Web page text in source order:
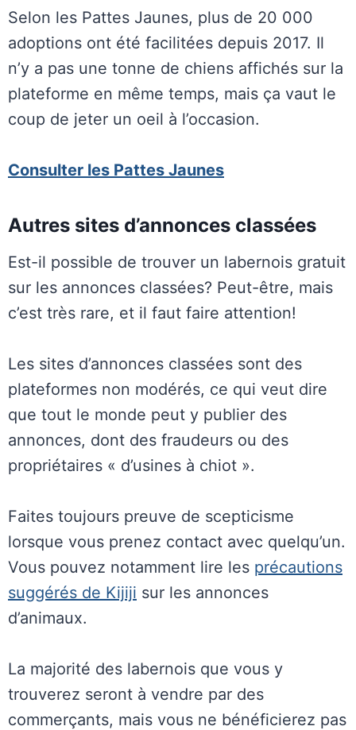
Selon les Pattes Jaunes, plus de 20 000
adoptions ont été facilitées depuis 2017. Il
n’y a pas une tonne de chiens affichés sur la
plateforme en même temps, mais ça vaut le
coup de jeter un oeil à l’occasion.
Consulter les Pattes Jaunes
Autres sites d’annonces classées
Est-il possible de trouver un labernois gratuit
sur les annonces classées? Peut-être, mais
c’est très rare, et il faut faire attention!
Les sites d’annonces classées sont des
plateformes non modérés, ce qui veut dire
que tout le monde peut y publier des
annonces, dont des fraudeurs ou des
propriétaires « d’usines à chiot ».
Faites toujours preuve de scepticisme
lorsque vous prenez contact avec quelqu’un.
Vous pouvez notamment lire les précautions
suggérés de Kijiji sur les annonces
d’animaux.
La majorité des labernois que vous y
trouverez seront à vendre par des
commerçants, mais vous ne bénéficierez pas